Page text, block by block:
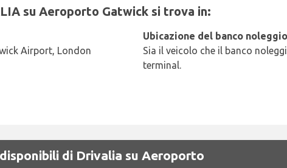
su Aeroporto Gatwick si trova in:
Airport, London
Ubicazione del banco
Sia il veicolo che il banco
terminal.
di Drivalia su Aeroporto